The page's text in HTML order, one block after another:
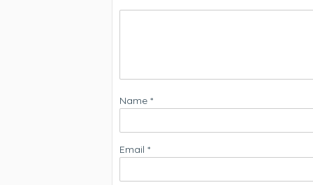
Name *
Email *